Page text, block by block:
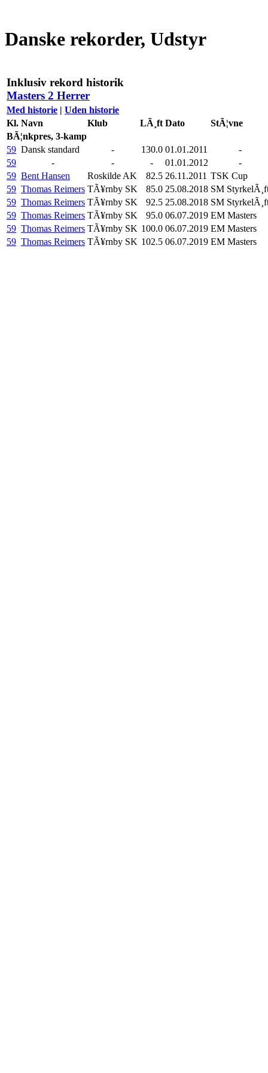
Danske rekorder, Udstyr
Inklusiv rekord historik
Masters 2 Herrer
Med historie | Uden historie
Kl. Navn Klub LÃ¸ft Dato
StÃ¦vne
BÃ¦nkpres, 3-kamp
59 Dansk standard - 130.0 01.01.2011
-
59
- - - 01.01.2012
-
59 Bent Hansen Roskilde AK 82.5 26.11.2011 TSK Cup
59 Thomas Reimers TÃ¥rnby SK 85.0 25.08.2018 SM
59 Thomas Reimers TÃ¥rnby SK 92.5 25.08.2018 SM
59 Thomas Reimers TÃ¥rnby SK 95.0 06.07.2019 EM Masters
59 Thomas Reimers TÃ¥rnby SK 100.0 06.07.2019 EM Masters
59 Thomas Reimers TÃ¥rnby SK 102.5 06.07.2019 EM Masters